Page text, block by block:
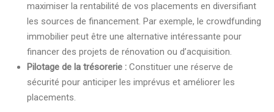
maximiser la rentabilité de vos placements en diversifiant
les sources de financement. Par exemple, le crowdfunding
immobilier peut être une alternative intéressante pour
financer des projets de rénovation ou d’acquisition.
Pilotage de la trésorerie : Constituer une réserve de
sécurité pour anticiper les imprévus et améliorer les
placements.